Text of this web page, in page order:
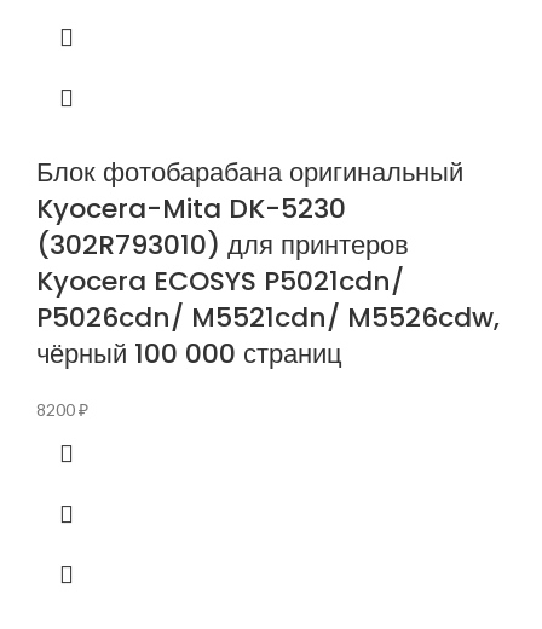
Блок фотобарабана оригинальный
Kyocera-Mita DK-5230
(302R793010) для принтеров
Kyocera ECOSYS P5021cdn/
P5026cdn/ M5521cdn/ M5526cdw,
чёрный 100 000 страниц
8200₽